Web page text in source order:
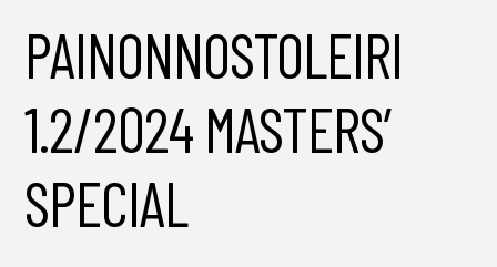
PAINONNOSTOLEIRI
1.2/2024 MASTERS’
SPECIAL